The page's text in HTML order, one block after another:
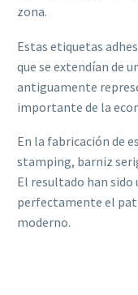
zona.
Estas etiquetas
que se extendían de
antiguamente
importante de la
En la fabricación de
stamping, barniz
El resultado han sido
perfectamente el
moderno.